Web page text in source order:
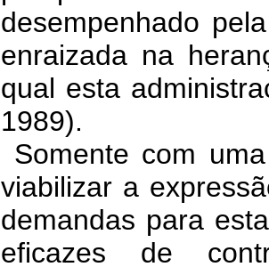
desempenhado
enraizada na
qual esta
1989).
Somente com
viabilizar a
demandas para
eficazes de